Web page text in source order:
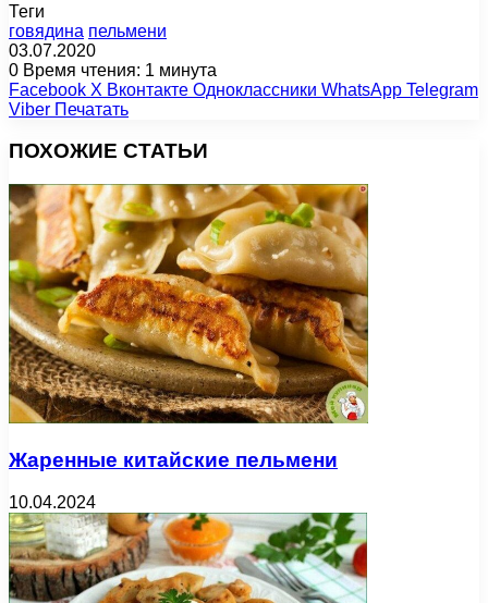
Теги
говядина пельмени
03.07.2020
0 Время чтения: 1 минута
Facebook X Вконтакте Одноклассники WhatsApp Telegram
Viber Печатать
ПОХОЖИЕ СТАТЬИ
Жаренные китайские пельмени
10.04.2024